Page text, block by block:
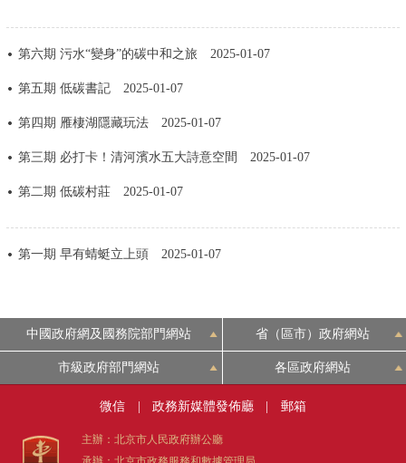
政策兌現 政策解讀 回應關切
決策公開
政務服務
便民服務 利企服務 投資項目
政民互動
12345網上接訴即辦 我要諮詢 我要建議
第六期 污水“變身”的碳中和之旅 2025-01-07
第五期 低碳書記 2025-01-07
第四期 雁棲湖隱藏玩法 2025-01-07
第三期 必打卡！清河濱水五大詩意空間 2025-01-07
第二期 低碳村莊 2025-01-07
第一期 早有蜻蜓立上頭 2025-01-07
中國政府網及國務院部門網站 省（區市）政府網站
市級政府部門網站 各區政府網站
微信 政務新媒體發佈廳 郵箱
主辦：北京市人民政府辦公廳